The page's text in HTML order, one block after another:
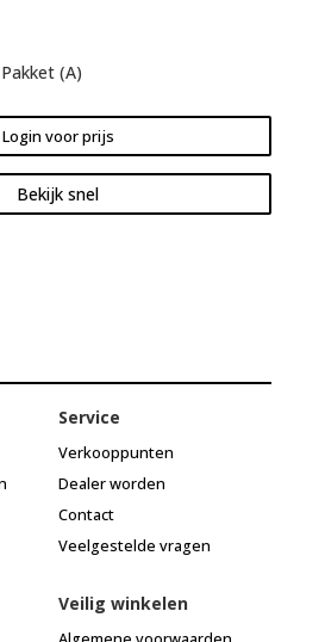
(A)
Login voor prijs
Bekijk snel
Service
Verkooppunten
Dealer worden
Contact
Veelgestelde vragen
Veilig winkelen